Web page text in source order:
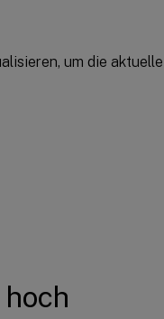
um die aktuelle